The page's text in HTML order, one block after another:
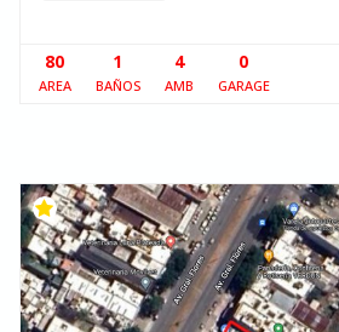
80
AREA
1
BAÑOS
4
AMB
0
GARAGE